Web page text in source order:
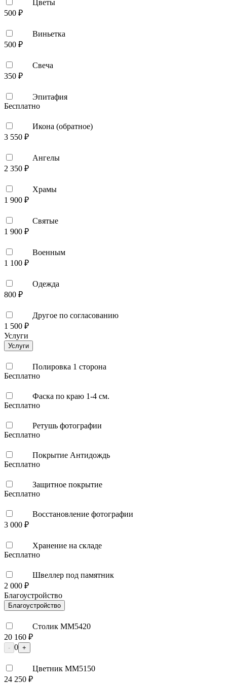
Цветы
500 ₽
Виньетка
500 ₽
Свеча
350 ₽
Эпитафия
Бесплатно
Икона (обратное)
3 550 ₽
Ангелы
2 350 ₽
Храмы
1 900 ₽
Святые
1 900 ₽
Военным
1 100 ₽
Одежда
800 ₽
Другое по согласованию
1 500 ₽
Услуги
Услуги
Полировка 1 сторона
Бесплатно
Фаска по краю 1-4 см.
Бесплатно
Ретушь фотографии
Бесплатно
Покрытие Антидождь
Бесплатно
Защитное покрытие
Бесплатно
Восстановление фотографии
3 000 ₽
Хранение на складе
Бесплатно
Швеллер под памятник
2 000 ₽
Благоустройство
Благоустройство
Столик ММ5420
20 160 ₽
- 0 +
Цветник ММ5150
24 250 ₽